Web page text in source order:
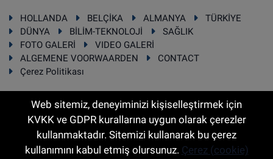
HOLLANDA BELÇİKA ALMANYA
TÜRKİYE
DÜNYA
BİLİM-TEKNOLOJİ
SAĞLIK
FOTO GALERİ
VIDEO GALERİ
ALGEMENE VOORWAARDEN
CONTACT
Çerez Politikası
RSS Copyright © 2025 Sonhaber.eu Her hakkı saklıdır.
Web sitemiz, deneyiminizi kişiselleştirmek için
KVKK ve GDPR kurallarına uygun olarak çerezler
kullanmaktadır. Sitemizi kullanarak bu çerez
kullanımını kabul etmiş olursunuz. Çerez (cookie)